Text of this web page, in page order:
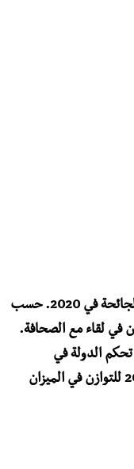
تم تقليص الاستيراد ب10 مليار دولار رغم الجائحة في 2020. حسب
في لقاء مع الصحافة.
الدولة في
الاقتصاد، املا ان تصل الجزائر في نهاية 2022 للتوازن في الميزان